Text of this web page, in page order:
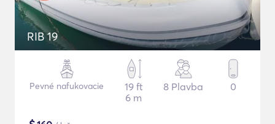
RIB 19
Pevné nafukovacie
19 ft
6 m
8 Plavba 0